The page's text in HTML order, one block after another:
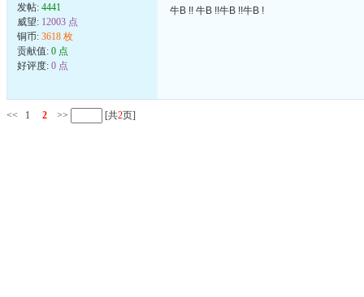
发帖: 4441
威望: 12003 点
铜币: 3618 枚
贡献值: 0 点
好评度: 0 点
牛B !! 牛B !!牛B !!牛B !
<< 1 2 >> [共2页]